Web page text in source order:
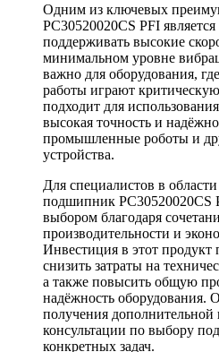
Одним из ключевых
PC30520020CS PFI
поддерживать высокие
минимальном уровне
важно для оборудования,
работы играют
подходит для
высокая точность и
промышленные роботы и
устройства.
Для специалистов в
подшипник PC30520020CS
выбором благодаря
производительности и
Инвестиция в этот продукт
снизить затраты на
а также повысить общую
надёжность оборудования.
получения
консультации по выбору
конкретных задач.